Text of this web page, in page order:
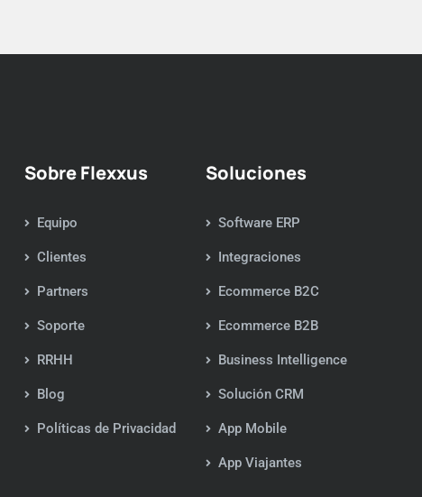
Sobre Flexxus
Equipo
Clientes
Partners
Soporte
RRHH
Blog
Políticas de Privacidad
Soluciones
Software ERP
Integraciones
Ecommerce B2C
Ecommerce B2B
Business Intelligence
Solución CRM
App Mobile
App Viajantes